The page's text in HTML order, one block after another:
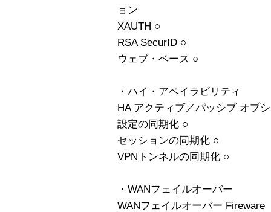
ョン
XAUTH ○
RSA SecurID ○
ウェブ・ベース ○
・ハイ・アベイラビリティ
HA アクティブ／パッシブ オプ
設定の同期化 ○
セッションの同期化 ○
VPNトンネルの同期化 ○
・WANフェイルオーバー
WANフェイルオーバー